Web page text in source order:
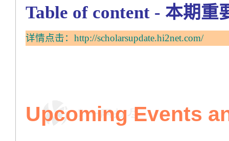
Table of content - 本期重
详情点击： http://scholarsupdate.hi2net.com/
Upcoming Events